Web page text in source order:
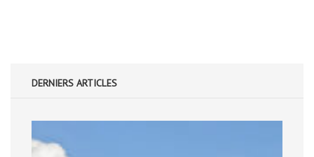
DERNIERS ARTICLES